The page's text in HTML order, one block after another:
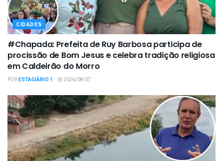
CIDADES
#Chapada: Prefeita de Ruy Barbosa participa de
procissão de Bom Jesus e celebra tradição religiosa
em Caldeirão do Morro
PORESTAGIÁRIO 1 2026/08/07